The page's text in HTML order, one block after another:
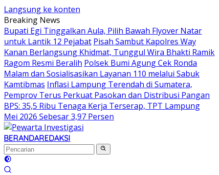
Langsung ke konten
Breaking News
Bupati Egi Tinggalkan Aula, Pilih Bawah Flyover Natar
untuk Lantik 12 Pejabat Pisah Sambut Kapolres Way
Kanan Berlangsung Khidmat, Tunggul Wira Bhakti Ramik
Ragom Resmi Beralih Polsek Bumi Agung Cek Ronda
Malam dan Sosialisasikan Layanan 110 melalui Sabuk
Kamtibmas Inflasi Lampung Terendah di Sumatera,
Pemprov Terus Perkuat Pasokan dan Distribusi Pangan
BPS: 35,5 Ribu Tenaga Kerja Terserap, TPT Lampung
Mei 2026 Sebesar 3,97 Persen
BERANDAREDAKSI